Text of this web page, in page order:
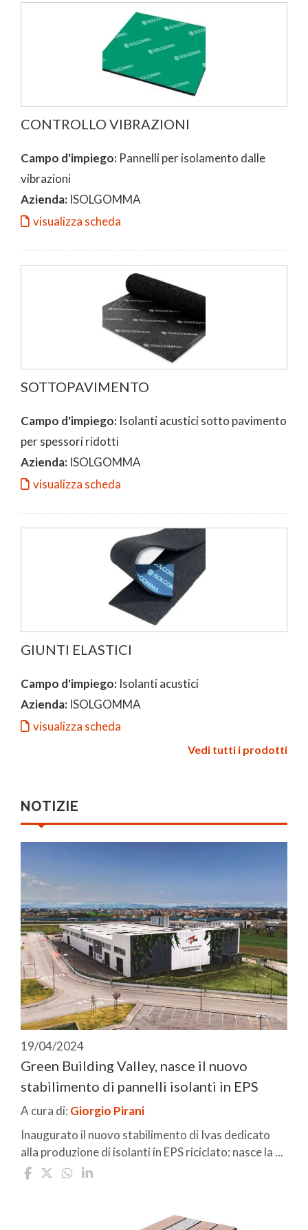
CONTROLLO VIBRAZIONI
Campo d'impiego: Pannelli per isolamento dalle
vibrazioni
Azienda: ISOLGOMMA
visualizza scheda
SOTTOPAVIMENTO
Campo d'impiego: Isolanti acustici sotto pavimento
per spessori ridotti
Azienda: ISOLGOMMA
visualizza scheda
GIUNTI ELASTICI
Campo d'impiego: Isolanti acustici
Azienda: ISOLGOMMA
visualizza scheda
Vedi tutti i prodotti
NOTIZIE
19/04/2024
Green Building Valley, nasce il nuovo
stabilimento di pannelli isolanti in EPS
A cura di: Giorgio Pirani
Inaugurato il nuovo stabilimento di Ivas dedicato
alla produzione di isolanti in EPS riciclato: nasce la ...